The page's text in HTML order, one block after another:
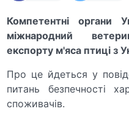
Компетентні органи
міжнародний
експорту м'яса птиці з
Про це йдеться у
питань безпечності
споживачів.